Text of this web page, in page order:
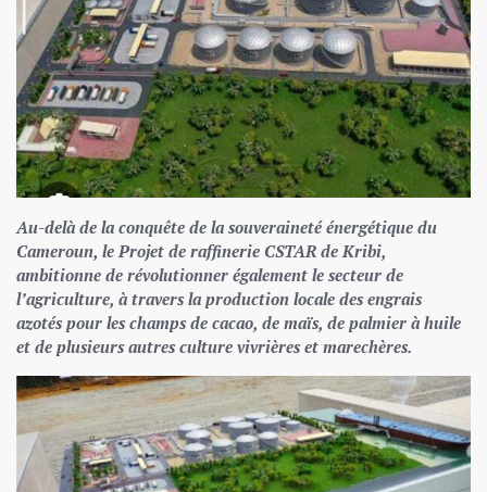
Au-delà de la conquête de la souveraineté énergétique du
Cameroun, le Projet de raffinerie CSTAR de Kribi,
ambitionne de révolutionner également le secteur de
l’agriculture, à travers la production locale des engrais
azotés pour les champs de cacao, de maïs, de palmier à huile
et de plusieurs autres culture vivrières et marechères.